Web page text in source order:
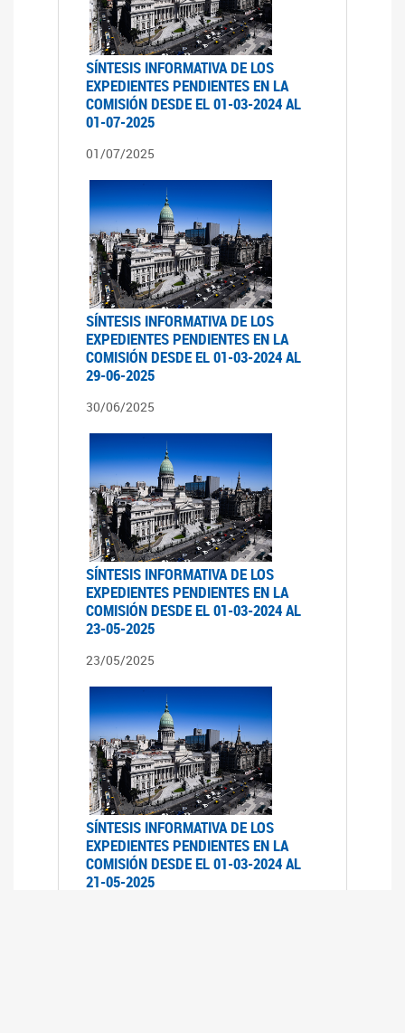
SÍNTESIS INFORMATIVA DE LOS
EXPEDIENTES PENDIENTES EN LA
COMISIÓN DESDE EL 01-03-2024 AL
01-07-2025
01/07/2025
SÍNTESIS INFORMATIVA DE LOS
EXPEDIENTES PENDIENTES EN LA
COMISIÓN DESDE EL 01-03-2024 AL
29-06-2025
30/06/2025
SÍNTESIS INFORMATIVA DE LOS
EXPEDIENTES PENDIENTES EN LA
COMISIÓN DESDE EL 01-03-2024 AL
23-05-2025
23/05/2025
SÍNTESIS INFORMATIVA DE LOS
EXPEDIENTES PENDIENTES EN LA
COMISIÓN DESDE EL 01-03-2024 AL
21-05-2025